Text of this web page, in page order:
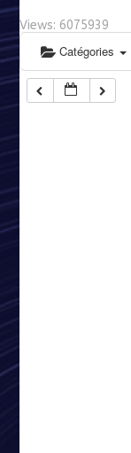
Views: 6075939
Catégories